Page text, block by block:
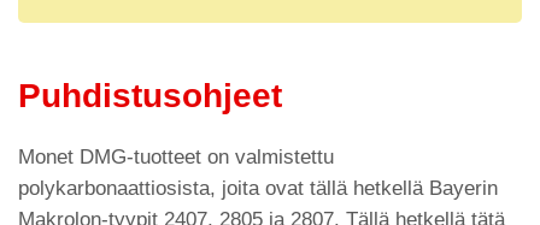
Puhdistusohjeet
Monet DMG-tuotteet on valmistettu
polykarbonaattiosista, joita ovat tällä hetkellä Bayerin
Makrolon-tyypit 2407, 2805 ja 2807. Tällä hetkellä tätä